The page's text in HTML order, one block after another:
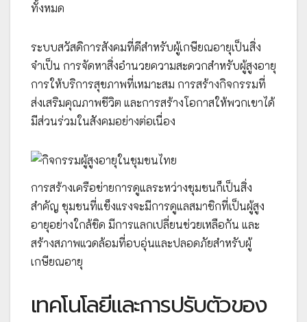
ทั้งหมด
ระบบสวัสดิการสังคมที่ดีสำหรับผู้เกษียณอายุเป็นสิ่ง
จำเป็น การจัดหาสิ่งอำนวยความสะดวกสำหรับผู้สูงอายุ
การให้บริการสุขภาพที่เหมาะสม การสร้างกิจกรรมที่
ส่งเสริมคุณภาพชีวิต และการสร้างโอกาสให้พวกเขาได้
มีส่วนร่วมในสังคมอย่างต่อเนื่อง
การสร้างเครือข่ายการดูแลระหว่างชุมชนก็เป็นสิ่ง
สำคัญ ชุมชนที่แข็งแรงจะมีการดูแลสมาชิกที่เป็นผู้สูง
อายุอย่างใกล้ชิด มีการแลกเปลี่ยนช่วยเหลือกัน และ
สร้างสภาพแวดล้อมที่อบอุ่นและปลอดภัยสำหรับผู้
เกษียณอายุ
เทคโนโลยีและการปรับตัวของ